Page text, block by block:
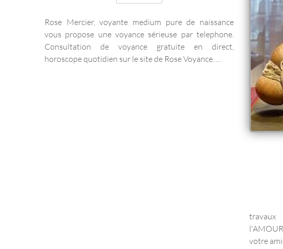
Rose Mercier, voyante medium pure de naissance
vous propose une voyance sérieuse par telephone.
Consultation de voyance gratuite en direct,
horoscope quotidien sur le site de Rose Voyance. ...
votre